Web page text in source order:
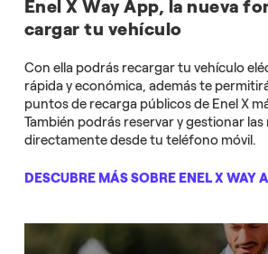
Enel X Way App, la nueva
cargar tu vehículo
Con ella podrás recargar tu vehículo
rápida y económica, además te
puntos de recarga públicos de Enel X
También podrás reservar y gestionar
directamente desde tu teléfono móvil.
DESCUBRE MÁS SOBRE ENEL X WAY